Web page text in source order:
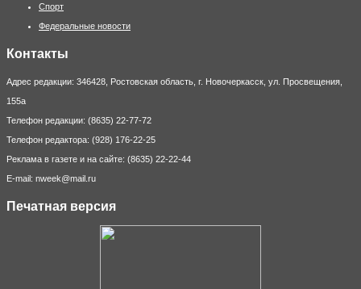
Спорт
Федеральные новости
Контакты
Адрес редакции: 346428, Ростовская область, г. Новочеркасск, ул. Просвещения,
155а
Телефон редакции: (8635) 22-77-72
Телефон редактора: (928) 176-22-25
Реклама в газете и на сайте: (8635) 22-22-44
E-mail: nweek@mail.ru
Печатная версия